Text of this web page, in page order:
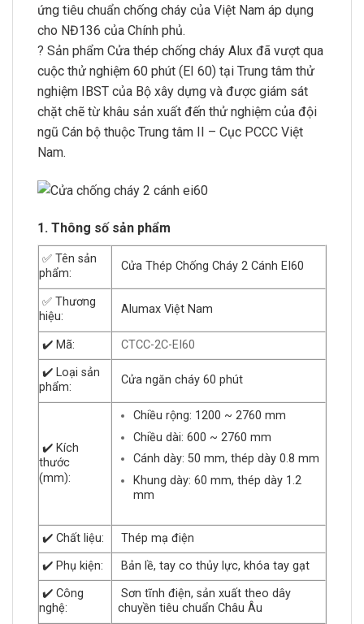
ứng tiêu chuẩn chống cháy của Việt Nam áp dụng
cho NĐ136 của Chính phủ.
? Sản phẩm Cửa thép chống cháy Alux đã vượt qua
cuộc thử nghiệm 60 phút (EI 60) tại Trung tâm thử
nghiệm IBST của Bộ xây dựng và được giám sát
chặt chẽ từ khâu sản xuất đến thử nghiệm của đội
ngũ Cán bộ thuộc Trung tâm II – Cục PCCC Việt
Nam.
1. Thông số sản phẩm
✅ Tên sản
phẩm:
Cửa Thép Chống Cháy 2 Cánh EI60
✅ Thương
hiệu:
Alumax Việt Nam
✔️ Mã: CTCC-2C-EI60
✔️ Loại sản
phẩm:
Cửa ngăn cháy 60 phút
✔️ Kích
thước
(mm):
Chiều rộng: 1200 ~ 2760 mm
Chiều dài: 600 ~ 2760 mm
Cánh dày: 50 mm, thép dày 0.8 mm
Khung dày: 60 mm, thép dày 1.2
mm
✔️ Chất liệu:
Thép mạ điện
✔️ Phụ kiện:
Bản lề, tay co thủy lực, khóa tay gạt
✔️ Công
nghệ:
Sơn tĩnh điện, sản xuất theo dây
chuyền tiêu chuẩn Châu Âu